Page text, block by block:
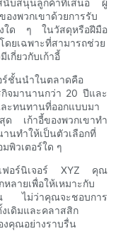
นับสนุนลูกค้าที่เสนอ ผู้
งพวกเขาด้วยการรับ
งใด ๆ ในวัสดุหรือฝีมือ
ยเฉพาะที่สามารถช่วย
กี่ยวกับเก้าอี้
ร์ชั้นนำในตลาดคือ
กิจมานานกว่า 20 ปีและ
ะทนทานที่ออกแบบมา
ด เก้าอี้ของพวกเขาทำ
นทำให้เป็นตัวเลือกที่
พิวเตอร์ใด ๆ
กเฟอร์นิเจอร์ XYZ คุณ
ลายเพื่อให้เหมาะกับ
ณ ไม่ว่าคุณจะชอบการ
เดิมและคลาสสิก
งคุณอย่างราบรื่น